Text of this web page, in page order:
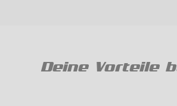
Deine Vorteile